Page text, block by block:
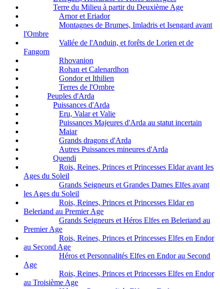
Terre du Milieu à partir du Deuxième Age
Arnor et Eriador
Montagnes de Brumes, Imladris et Isengard avant
l'Ombre
Vallée de l'Anduin, et forêts de Lorien et de
Fangorn
Rhovanion
Rohan et Calenardhon
Gondor et Ithilien
Terres de l'Ombre
Peuples d'Arda
Puissances d'Arda
Eru, Valar et Valie
Puissances Majeures d'Arda au statut incertain
Maiar
Grands dragons d'Arda
Autres Puissances mineures d'Arda
Quendi
Rois, Reines, Princes et Princesses Eldar avant les
Ages du Soleil
Grands Seigneurs et Grandes Dames Elfes avant
les Ages du Soleil
Rois, Reines, Princes et Princesses Eldar en
Beleriand au Premier Age
Grands Seigneurs et Héros Elfes en Beleriand au
Premier Age
Rois, Reines, Princes et Princesses Elfes en Endor
au Second Age
Héros et Personnalités Elfes en Endor au Second
Age
Rois, Reines, Princes et Princesses Elfes en Endor
au Troisième Age